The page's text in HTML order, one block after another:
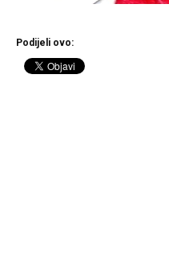
Podijeli ovo: